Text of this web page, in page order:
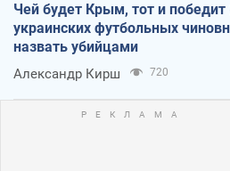
Чей будет Крым, тот и победит
украинских футбольных
назвать убийцами
Александр Кирш 720